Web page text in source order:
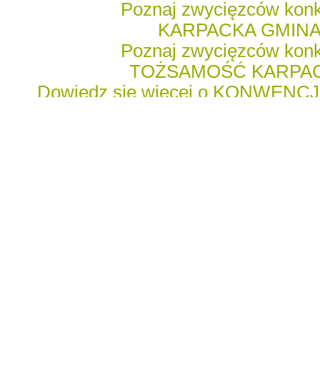
Poznaj zwycięzców
KARPACKA
Poznaj zwycięzców
TOŻSAMOŚĆ
Dowiedz się więcej o